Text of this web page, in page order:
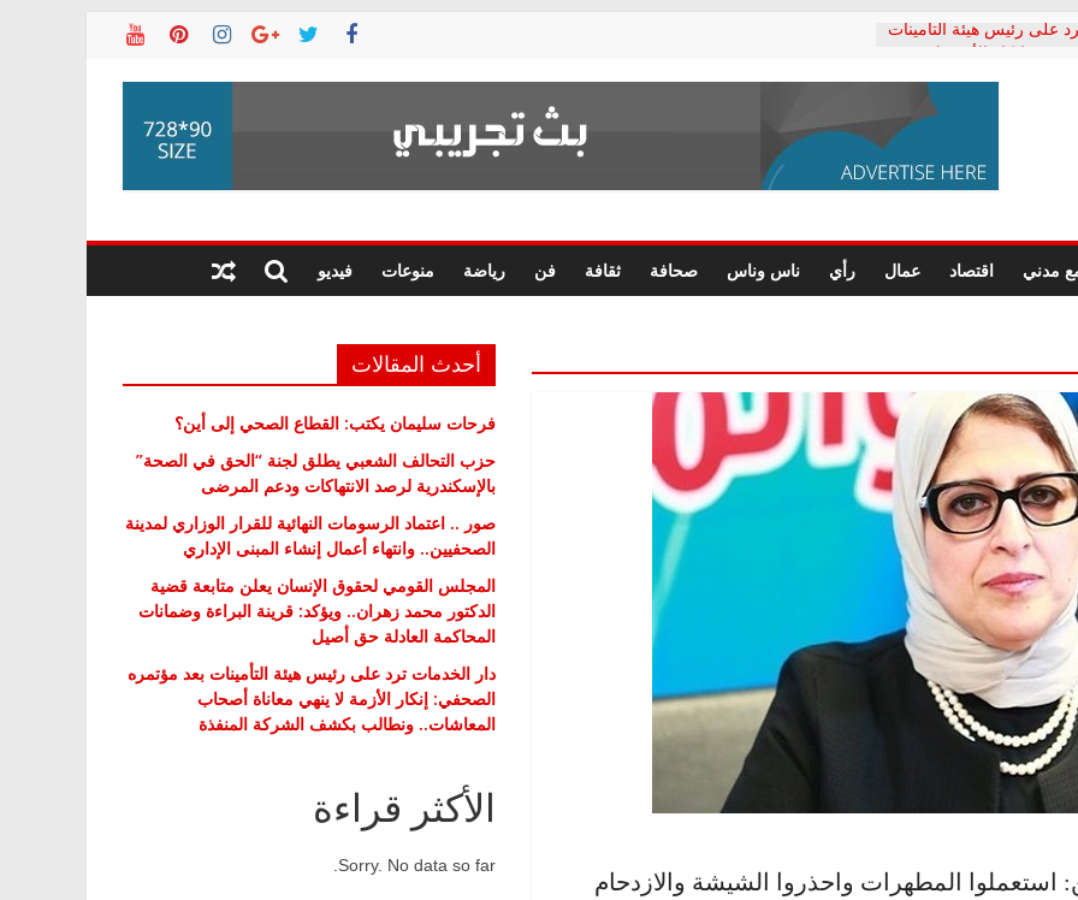
على رئيس هيئة التأمينات
المعاشات.. ونطالب بكشف
يكتب: القطاع الصحي إلى
الشعبي يطلق لجنة “الحق
النهائية للقرار
الصحفيين.. وانتهاء أعمال
المحاكمة العادلة
مدني اقتصاد عمال رأي ناس وناس صحافة ثقافة فن رياضة منوعات فيديو
المطهرات واحذروا الشيشة والازدحام
أحدث المقالات
فرحات سليمان يكتب: القطاع الصحي إلى أين؟
حزب التحالف الشعبي يطلق لجنة “الحق في الصحة”
بالإسكندرية لرصد الانتهاكات ودعم المرضى
صور .. اعتماد الرسومات النهائية للقرار الوزاري لمدينة
الصحفيين.. وانتهاء أعمال إنشاء المبنى الإداري
المجلس القومي لحقوق الإنسان يعلن متابعة قضية
الدكتور محمد زهران.. ويؤكد: قرينة البراءة وضمانات
المحاكمة العادلة حق أصيل
دار الخدمات ترد على رئيس هيئة التأمينات بعد مؤتمره
الصحفي: إنكار الأزمة لا ينهي معاناة أصحاب
المعاشات.. ونطالب بكشف الشركة المنفذة
الأكثر قراءة
Sorry. No data so far.